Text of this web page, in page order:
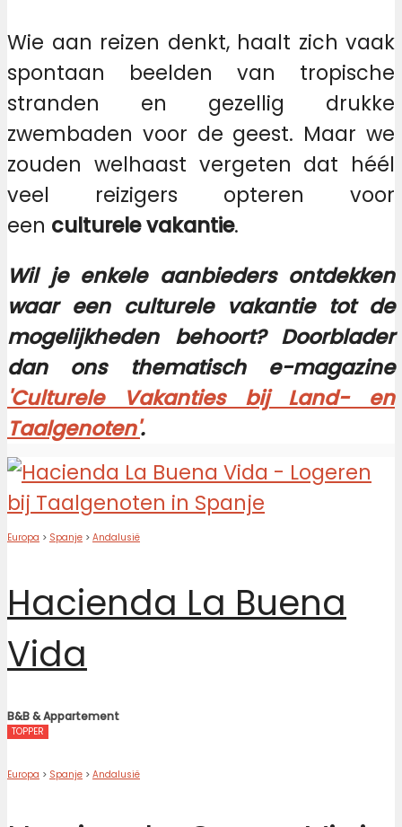
Wie aan reizen denkt, haalt zich vaak
spontaan beelden van tropische
stranden en gezellig drukke
zwembaden voor de geest. Maar we
zouden welhaast vergeten dat héél
veel reizigers opteren voor
een culturele vakantie.
Wil je enkele aanbieders ontdekken
waar een culturele vakantie tot de
mogelijkheden behoort? Doorblader
dan ons thematisch e-magazine
'Culturele Vakanties bij Land- en
Taalgenoten'.
Europa > Spanje > Andalusië
Hacienda La Buena
Vida
B&B & Appartement
TOPPER
Europa > Spanje > Andalusië